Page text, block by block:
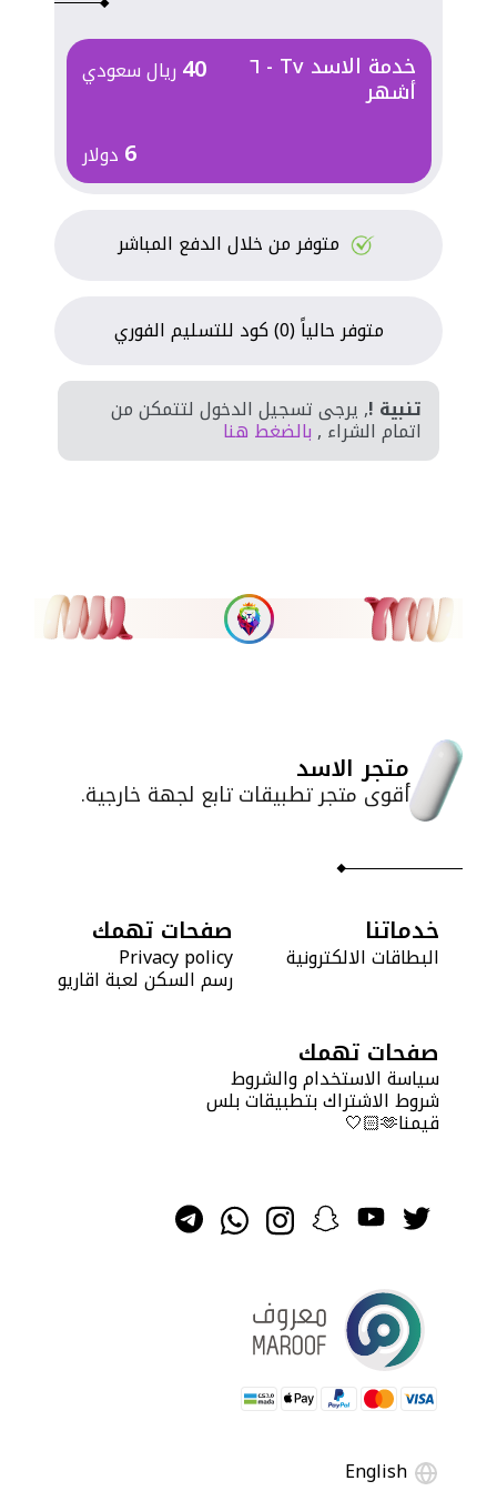
خدمة الاسد Tv - ٦
أشهر
40 ريال سعودي
6 دولار
متوفر من خلال الدفع المباشر
متوفر حالياً (0) كود للتسليم الفوري
تنبية !, يرجى تسجيل الدخول لتتمكن من
اتمام الشراء ,بالضغط هنا
متجر الاسد
أقوى متجر تطبيقات تابع لجهة خارجية.
خدماتنا
البطاقات الالكترونية
صفحات تهمك
Privacy policy
رسم السكن لعبة اقاريو
صفحات تهمك
سياسة الاستخدام والشروط
شروط الاشتراك بتطبيقات بلس
قيمنا🫶🏻🤍
English